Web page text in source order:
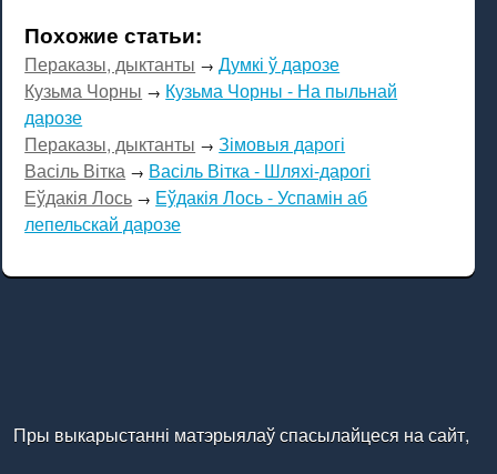
Похожие статьи:
Пераказы, дыктанты →Думкі ў дарозе
Кузьма Чорны → Кузьма Чорны - На пыльнай
дарозе
Пераказы, дыктанты →Зімовыя дарогі
Васіль Вітка → Васіль Вітка - Шляхі-дарогі
Еўдакія Лось → Еўдакія Лось - Успамін аб
лепельскай дарозе
Пры выкарыстанні матэрыялаў спасылайцеся на сайт,